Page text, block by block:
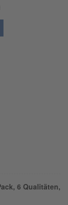
6 Qualitäten,